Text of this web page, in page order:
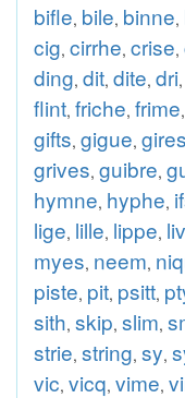
bifle, bile, binne,
cig, cirrhe, crise,
ding, dit, dite, dri,
flint, friche, frime,
gifts, gigue, gires
grives, guibre,
hymne, hyphe,
lige, lille, lippe, liv
myes, neem,
piste, pit, psitt,
sith, skip, slim,
strie, string, sy,
vic, vicq, vime,